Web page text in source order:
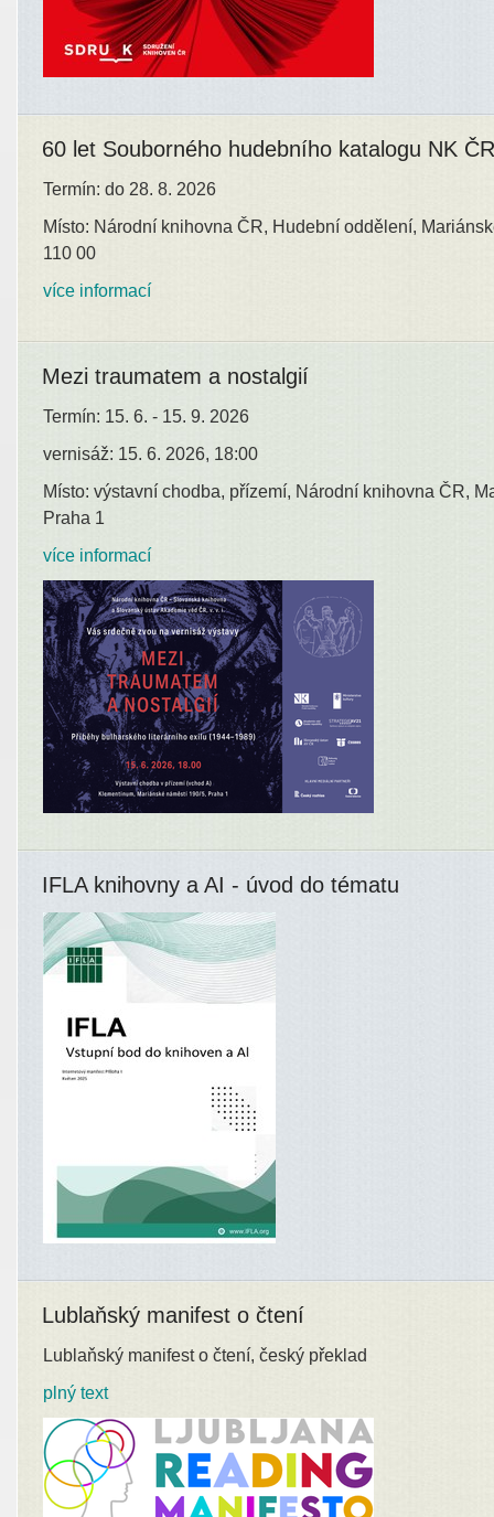
60 let Souborného hudebního katalogu NK ČR
Termín: do 28. 8. 2026
Místo: Národní knihovna ČR, Hudební oddělení,
110 00
více informací
Mezi traumatem a nostalgií
Termín: 15. 6. - 15. 9. 2026
vernisáž: 15. 6. 2026, 18:00
Místo: výstavní chodba, přízemí, Národní knihovna ČR,
Praha 1
více informací
IFLA knihovny a AI - úvod do tématu
Lublaňský manifest o čtení
Lublaňský manifest o čtení, český překlad
plný text